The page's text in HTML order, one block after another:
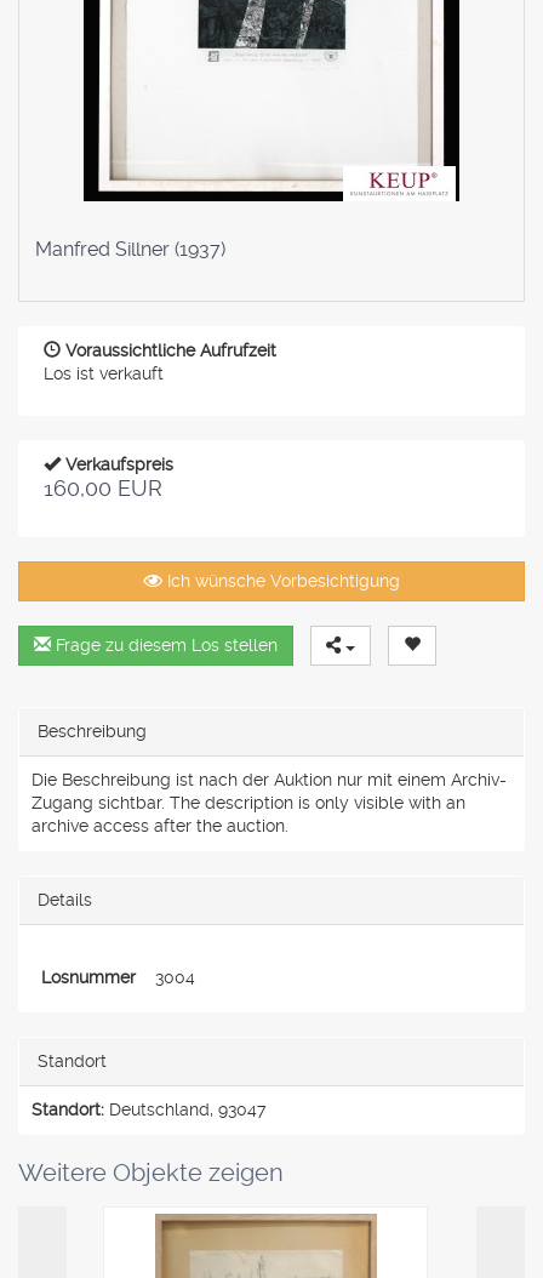
Manfred Sillner (1937)
Voraussichtliche Aufrufzeit
Los ist verkauft
Verkaufspreis
160,00 EUR
Ich wünsche Vorbesichtigung
Frage zu diesem Los stellen
Beschreibung
Die Beschreibung ist nach der Auktion nur mit einem Archiv-
Zugang sichtbar. The description is only visible with an
archive access after the auction.
Details
Losnummer 3004
Standort
Standort: Deutschland, 93047
Weitere Objekte zeigen